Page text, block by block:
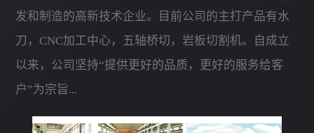
发和制造的高新技术企业。目前公司的主打产品有水
刀，CNC加工中心，五轴桥切，岩板切割机。自成立
以来，公司坚持“提供更好的品质，更好的服务给客
户”为宗旨...